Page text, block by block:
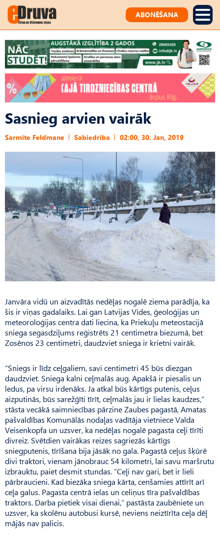
ABONĒŠANA
Sasnieg arvien vairāk
Sarmīte Feldmane Sabiedrība 02:00, 30. Jan, 2019
Janvāra vidū un aizvadītās nedēļas nogalē ziema parādīja, ka
šis ir viņas gadalaiks. Lai gan Latvijas Vides, ģeoloģijas un
meteoroloģijas centra dati liecina, ka Priekuļu meteostacijā
sniega segasdziļums reģistrēts 21 centimetra biezumā, bet
Zosēnos 23 centimetri, daudzviet sniega ir krietni vairāk.
“Sniegs ir līdz ceļgaliem, savi centimetri 45 būs diezgan
daudzviet. Sniega kalni ceļmalās aug. Apakšā ir piesalis un
ledus, pa virsu irdenāks. Ja atkal būs kārtīgs putenis, ceļus
aizputinās, būs sarežģīti tīrīt, ceļmalās jau ir lielas kaudzes,”
stāsta vecākā saim­niecības pārzine Zaubes pagastā, Amatas
pašvaldības Ko­munā­lās nodaļas vadītāja vietniece Valda
Veisenkopfa un uzsver, ka nedēļas nogalē pagasta ceļi tīrīti
divreiz. Svētdien vairākas reizes sagriezās kārtīgs
sniegputenis, tīrīšana bija jāsāk no gala. Pagastā ceļus šķūrē
divi traktori, vienam jānobrauc 54 kilometri, lai savu maršrutu
izbrauktu, paiet desmit stundas. “Ceļi nav gari, bet ir lieli
pārbraucieni. Kad biezāka sniega kārta, cenšamies attīrīt arī
ceļa galus. Pagasta centrā ielas un celiņus tīra pašvaldības
traktors. Darba pietiek visai dienai,” pastāsta zaubēniete un
uzsver, ka skolēnu autobusi kursē, neviens neiztīrīta ceļa dēļ
mājās nav palicis.